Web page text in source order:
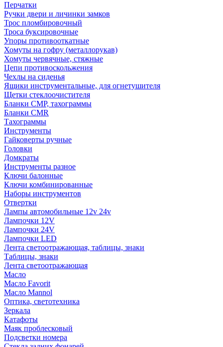
Перчатки
Ручки двери и личинки замков
Трос пломбировочный
Троса буксировочные
Упоры противооткатные
Хомуты на гофру (металлорукав)
Хомуты червячные, стяжные
Цепи противоскольжения
Чехлы на сиденья
Ящики инструментальные, для огнетушителя
Щетки стеклоочистителя
Бланки СМР, тахограммы
Бланки CMR
Тахограммы
Инструменты
Гайковерты ручные
Головки
Домкраты
Инструменты разное
Ключи балонные
Ключи комбинированные
Наборы инструментов
Отвертки
Лампы автомобильные 12v 24v
Лампочки 12V
Лампочки 24V
Лампочки LED
Лента светоотражающая, таблицы, знаки
Таблицы, знаки
Лента светоотражающая
Масло
Масло Favorit
Масло Mannol
Оптика, светотехника
Зеркала
Катафоты
Маяк проблесковый
Подсветки номера